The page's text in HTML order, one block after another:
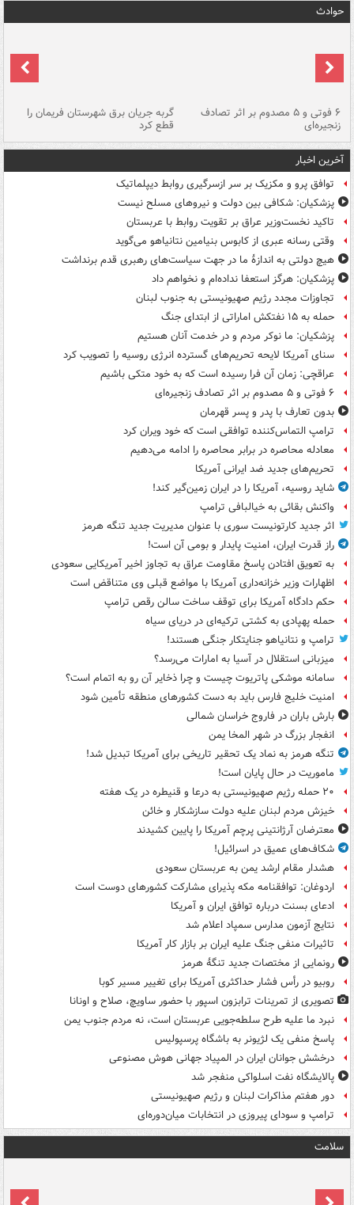
حوادث
۶ فوتی و ۵ مصدوم بر اثر تصادف
زنجیره‌ای
گربه جریان برق شهرستان فریمان را
قطع کرد
آخرین اخبار
توافق پرو و مکزیک بر سر ازسرگیری روابط دیپلماتیک
پزشکیان: شکافی بین دولت و نیروهای مسلح نیست
تاکید نخست‌وزیر عراق بر تقویت روابط با عربستان
وقتی رسانه عبری از کابوس بنیامین نتانیاهو می‌گوید
هیچ دولتی به اندازۀ ما در جهت سیاست‌های رهبری قدم برنداشت
پزشکیان: هرگز استعفا نداده‌ام و نخواهم داد
تجاوزات مجدد رژیم صهیونیستی به جنوب لبنان
حمله به ۱۵ نفتکش‌ اماراتی از ابتدای جنگ
پزشکیان: ما نوکر مردم و در خدمت آنان هستیم
سنای آمریکا لایحه تحریم‌های گسترده انرژی روسیه را تصویب کرد
عراقچی: زمان آن فرا رسیده است که به خود متکی باشیم
۶ فوتی و ۵ مصدوم بر اثر تصادف زنجیره‌ای
بدون تعارف با پدر و پسر قهرمان
ترامپ التماس‌کننده توافقی است که خود ویران کرد
معادله محاصره در برابر محاصره را ادامه می‌دهیم
تحریم‌های جدید ضد ایرانی آمریکا
شاید روسیه، آمریکا را در ایران زمین‌گیر کند!
واکنش بقائی به خیالبافی ترامپ
اثر جدید کارتونیست سوری با عنوان مدیریت جدید تنگه هرمز
راز قدرت ایران، امنیت پایدار و بومی آن است!
به تعویق افتادن پاسخ مقاومت عراق به تجاوز اخیر آمریکایی سعودی
اظهارات وزیر خزانه‌داری آمریکا با مواضع قبلی وی متناقض است
حکم دادگاه آمریکا برای توقف ساخت سالن رقص ترامپ
حمله پهپادی به کشتی ترکیه‌ای در دریای سیاه
ترامپ و نتانیاهو جنایتکار جنگی هستند!
میزبانی استقلال در آسیا به امارات می‌رسد؟
سامانه موشکی پاتریوت چیست و چرا ذخایر آن رو به اتمام است؟
امنیت خلیج فارس باید به دست کشورهای منطقه تأمین شود
بارش باران در فاروج خراسان شمالی
انفجار بزرگ در شهر المخا یمن
تنگه هرمز به نماد یک تحقیر تاریخی برای آمریکا تبدیل شد!
ماموریت در حال پایان است!
۲۰ حمله رژیم صهیونیستی به درعا و قنیطره در یک هفته
خیزش مردم لبنان علیه دولت سازشکار و خائن
معترضان آرژانتینی پرچم آمریکا را پایین کشیدند
شکاف‌های عمیق در اسرائیل!
هشدار مقام ارشد یمن به عربستان سعودی
اردوغان: توافقنامه مکه پذیرای مشارکت کشورهای دوست است
ادعای بسنت درباره توافق ایران و آمریکا
نتایج آزمون مدارس سمپاد اعلام شد
تاثیرات منفی جنگ علیه ایران بر بازار کار آمریکا
رونمایی از مختصات جدید تنگۀ هرمز
روبیو در رأس فشار حداکثری آمریکا برای تغییر مسیر کوبا
تصویری از تمرینات ترابزون اسپور با حضور ساویچ، صلاح و اونانا
نبرد ما علیه طرح سلطه‌جویی عربستان است، نه مردم جنوب یمن
پاسخ منفی یک لژیونر به باشگاه پرسپولیس
درخشش جوانان ایران در المپیاد جهانی هوش مصنوعی
پالایشگاه نفت اسلواکی منفجر شد
دور هفتم مذاکرات لبنان و رژیم صهیونیستی
ترامپ و سودای پیروزی در انتخابات میان‌دوره‌ای
سلامت